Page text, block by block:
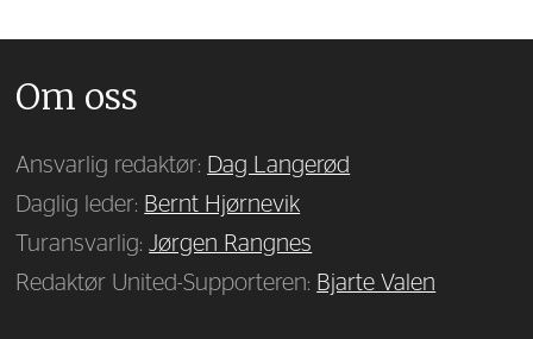
Om oss
Ansvarlig redaktør: Dag Langerød
Daglig leder: Bernt Hjørnevik
Turansvarlig:Jørgen Rangnes
Redaktør United-Supporteren: Bjarte Valen